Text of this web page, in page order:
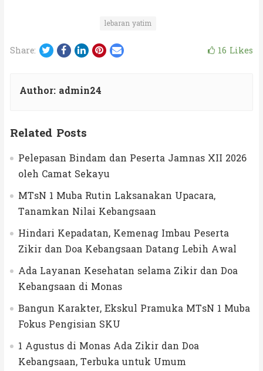
lebaran yatim
Share: Twitter
Facebook
LinkedIn
Pinterest
Email 16 Likes
Author: admin24
Related Posts
Pelepasan Bindam dan Peserta Jamnas XII 2026
oleh Camat Sekayu
MTsN 1 Muba Rutin Laksanakan Upacara,
Tanamkan Nilai Kebangsaan
Hindari Kepadatan, Kemenag Imbau Peserta
Zikir dan Doa Kebangsaan Datang Lebih Awal
Ada Layanan Kesehatan selama Zikir dan Doa
Kebangsaan di Monas
Bangun Karakter, Ekskul Pramuka MTsN 1 Muba
Fokus Pengisian SKU
1 Agustus di Monas Ada Zikir dan Doa
Kebangsaan, Terbuka untuk Umum